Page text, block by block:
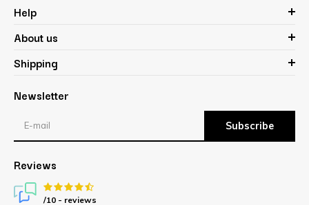
Help
About us
Shipping
Newsletter
Subscribe
Reviews
/10 - reviews